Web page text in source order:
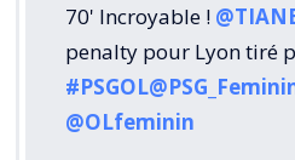
70' Incroyable !
penalty pour Lyon tiré
#PSGOL
@OLfeminin